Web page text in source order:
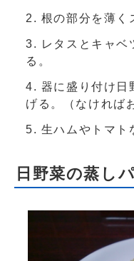
根の部分を薄く
レタスとキャベ
る。
器に盛り付け日
げる。（なければ
生ハムやトマト
日野菜の蒸し